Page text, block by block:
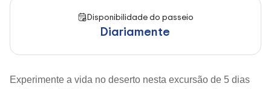
Disponibilidade do passeio
Diariamente
Experimente a vida no deserto nesta excursão de 5 dias